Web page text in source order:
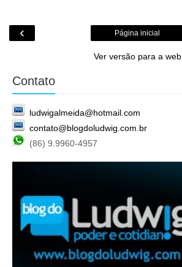
‹ Página inicial
Ver versão para a web
Contato
ludwigalmeida@hotmail.com
contato@blogdoludwig.com.br
(86) 9.9960-4957